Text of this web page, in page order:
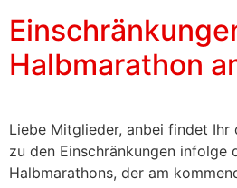
Halbmarathon
Liebe Mitglieder, anbei findet
zu den Einschränkungen infolge
Halbmarathons, der am